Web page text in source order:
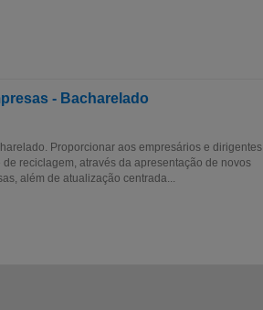
- Bacharelado
Proporcionar aos empresários e dirigentes
reciclagem, através da apresentação de novos
além de atualização centrada...